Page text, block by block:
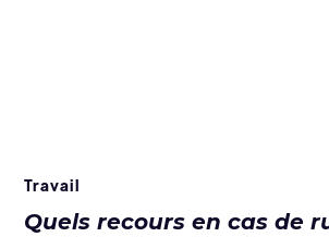
Travail
Quels recours en cas de